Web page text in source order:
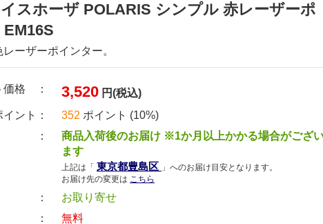
スホーザ POLARIS シンプル 赤レーザーポ
ーザーポインター。
価格 ： 3,520 円(税込)
ント：
352 ポイント (10%)
安 ：
商品入荷後のお届け ※1か月以上かかる場合がござ
ます
上記は「 東京都豊島区 」へのお届け目安となります。
お届け先の変更は こちら
：
お取り寄せ
料 ：
無料